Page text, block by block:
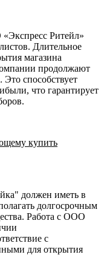
Ритейл»
Длительное
магазина
продолжают
Это способствует
что гарантирует
купить
должен иметь в
долгосрочным
Работа с ООО
с
для открытия